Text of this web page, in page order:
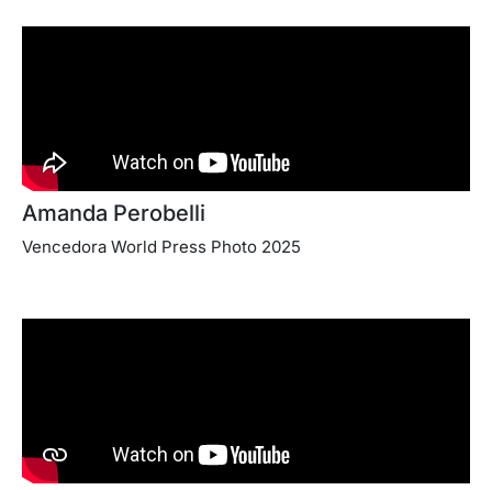
Amanda Perobelli
Vencedora World Press Photo 2025